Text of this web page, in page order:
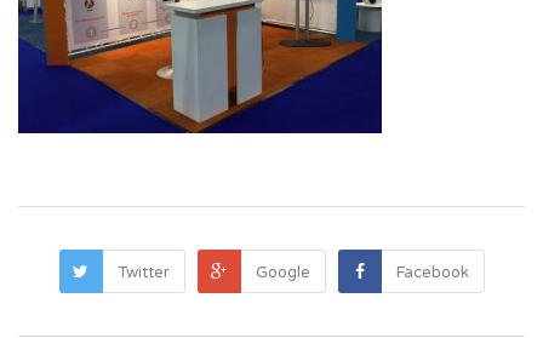
Twitter Google Facebook